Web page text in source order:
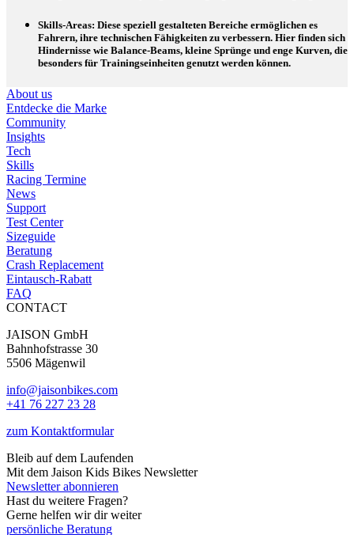
Skills-Areas: Diese speziell gestalteten Bereiche ermöglichen es
Fahrern, ihre technischen Fähigkeiten zu verbessern. Hier finden sich
Hindernisse wie Balance-Beams, kleine Sprünge und enge Kurven, die
besonders für Trainingseinheiten genutzt werden können.
About us
Entdecke die Marke
Community
Insights
Tech
Skills
Racing Termine
News
Support
Test Center
Sizeguide
Beratung
Crash Replacement
Eintausch-Rabatt
FAQ
CONTACT
JAISON GmbH
Bahnhofstrasse 30
5506 Mägenwil
info@jaisonbikes.com
+41 76 227 23 28
zum Kontaktformular
Bleib auf dem Laufenden
Mit dem Jaison Kids Bikes Newsletter
Newsletter abonnieren
Hast du weitere Fragen?
Gerne helfen wir dir weiter
persönliche Beratung